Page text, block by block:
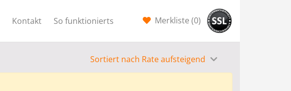
Kontakt So funktionierts Merkliste (0)
Sortiert nach Rate aufsteigend